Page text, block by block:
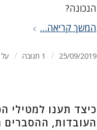
הנכונה?
המשך קריאה…
25/09/2019
/ 1 תגובה / על
כיצד תענו
העובדות, ההסברים